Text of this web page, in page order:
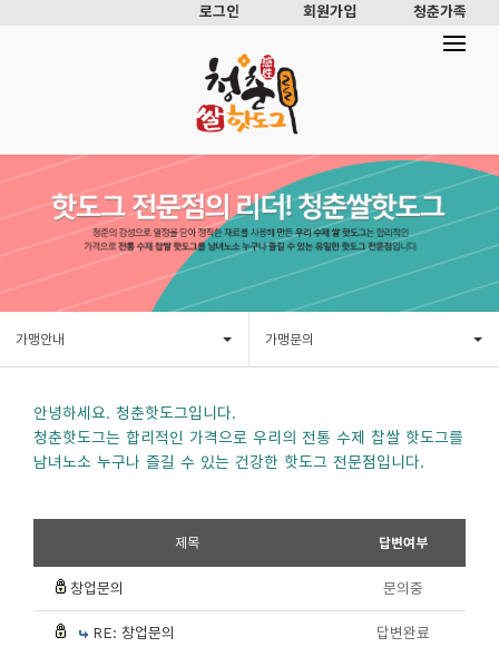
로그인 회원가입 청춘가족
가맹안내 가맹문의
안녕하세요. 청춘핫도그입니다.
청춘핫도그는 합리적인 가격으로 우리의 전통 수제 찹쌀 핫도그를
남녀노소 누구나 즐길 수 있는 건강한 핫도그 전문점입니다.
제목 답변여부
창업문의 문의중
RE: 창업문의 답변완료